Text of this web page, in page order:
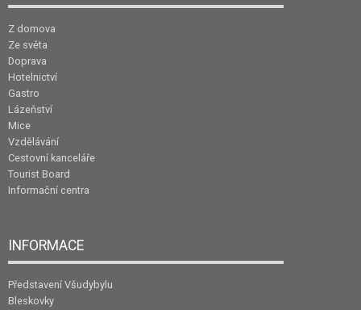
Z domova
Ze světa
Doprava
Hotelnictví
Gastro
Lázeňství
Mice
Vzdělávání
Cestovní kanceláře
Tourist Board
Informační centra
INFORMACE
Představení Všudybylu
Bleskovky